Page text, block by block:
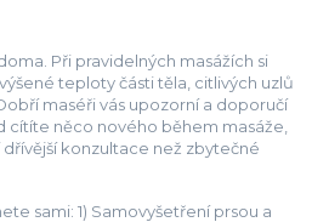
Při pravidelných masážích si
teploty části těla, citlivých uzlů
maséři vás upozorní a doporučí
cítíte něco nového během masáže,
konzultace než zbytečné
sami: 1) Samovyšetření prsou a